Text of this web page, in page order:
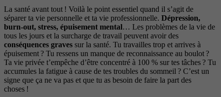
La santé avant tout ! Voilà le point essentiel quand il s’agit de
séparer ta vie personnelle et ta vie professionnelle. Dépression,
burn-out, stress, épuisement mental… Les problèmes de la vie de
tous les jours et la surcharge de travail peuvent avoir des
conséquences graves sur la santé. Tu travailles trop et arrives à
épuisement ? Tu ressens un manque de reconnaissance au boulot ?
Ta vie privée t’empêche d’être concentré à 100 % sur tes tâches ? Tu
accumules la fatigue à cause de tes troubles du sommeil ? C’est un
signe que ça ne va pas et que tu as besoin de faire la part des
choses !